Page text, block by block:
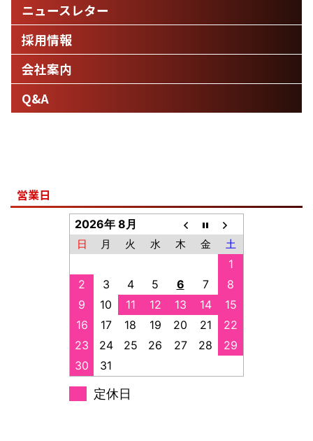
ニュースレター
採用情報
会社案内
Q&A
営業日
2026年 8月
日 月 火 水 木 金 土
1
2
3 4 5 6 7
8
9
10 11 12 13 14
15
16
17 18 19 20 21
22
23
24 25 26 27 28
29
30
31
定休日